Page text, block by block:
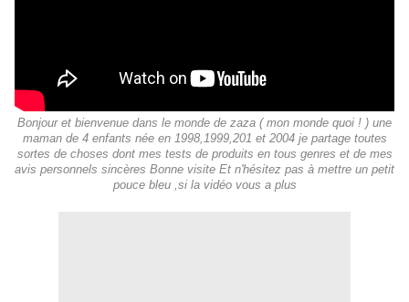
Bonjour et bienvenue dans le monde de zaza ( mon monde quoi ! ) une
maman de 4 enfants née en 1998,1999,201 et 2004 je partage toutes
sortes de choses dont mes tests de produits en tous genres et de mes
avis personnels sincères Bonne visite Et n'hésitez pas à mettre un petit
pouce bleu ,si la vidéo vous a plus